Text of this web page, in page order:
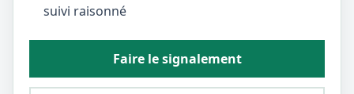
suivi raisonné
Faire le signalement